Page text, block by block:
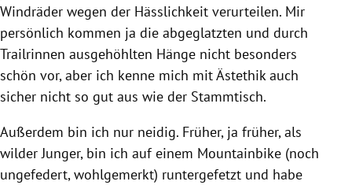
Windräder wegen der Hässlichkeit verurteilen. Mir
persönlich kommen ja die abgeglatzten und durch
Trailrinnen ausgehöhlten Hänge nicht besonders
schön vor, aber ich kenne mich mit Ästethik auch
sicher nicht so gut aus wie der Stammtisch.
Außerdem bin ich nur neidig. Früher, ja früher, als
wilder Junger, bin ich auf einem Mountainbike (noch
ungefedert, wohlgemerkt) runtergefetzt und habe